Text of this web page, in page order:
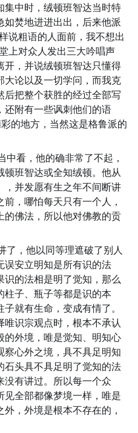
集中时，绒顿班智达当时特
焚地进进出出，后来他派
说粗语的人面前，我不想出
上对众人发出三大吟唱声
，并说绒顿班智达只懂得
大论以及一切学问，而我克
把整个获胜的经过全部写
还附有一些讽刺他们的语
的地方，当然这是格鲁派的
看，他的确非常了不起，
顿班智达或全知绒顿。他从
并发愿有生之年不间断讲
，哪怕每天只有一个人，
佛法，所以他对佛教的贡
了，他以同等理遮破了别人
误安立明知是所有识的法
的法相是明了觉知，那么
柱子、瓶子等都是识的本
就有生命，变成有情了。
识宗观点时，根本不承认
外境，唯是觉知、明知心
心外之境，具不具足明知
石头具不具足明了觉知的法
有讲过。所以每一个众
全部都像梦境一样，唯是
，外境是根本不存在的，